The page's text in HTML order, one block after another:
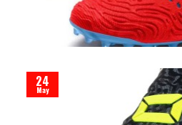
24
May